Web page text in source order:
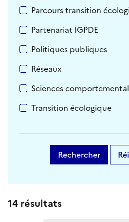
Parcours transition
Partenariat IGPDE
Politiques publiques
Réseaux
Sciences
Transition écologique
Rechercher
14 résultats